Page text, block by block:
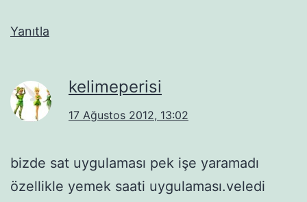
Yanıtla
kelimeperisi
17 Ağustos 2012, 13:02
bizde sat uygulaması pek işe yaramadı
özellikle yemek saati uygulaması.veledi